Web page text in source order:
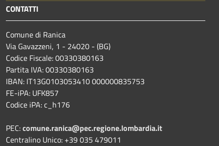
CONTATTI
Comune di Ranica
Via Gavazzeni, 1 - 24020 - (BG)
Codice Fiscale: 00330380163
Partita IVA: 00330380163
IBAN: IT13G0103053410 000000835753
FE-iPA: UFK857
Codice iPA: c_h176
PEC:comune.ranica@pec.regione.lombardia.it
Centralino Unico: +39 035 479011